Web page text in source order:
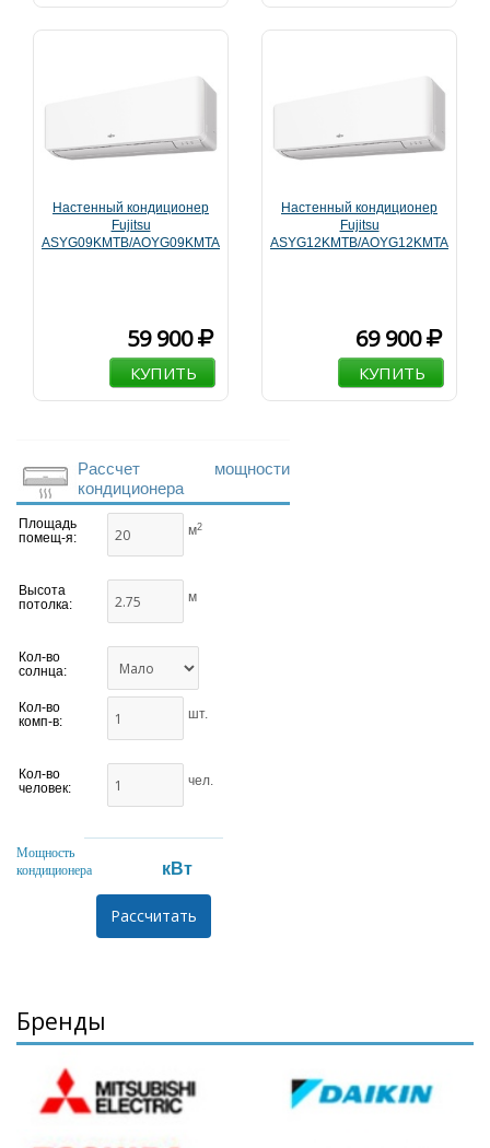
Настенный кондиционер
Fujitsu
ASYG09KMTB/AOYG09KMTA
59 900
КУПИТЬ
Настенный кондиционер
Fujitsu
ASYG12KMTB/AOYG12KMTA
69 900
КУПИТЬ
Рассчет мощности
кондиционера
Площадь
помещ-я:
м2
Высота
потолка:
м
Кол-во
солнца:
Кол-во
комп-в:
шт.
Кол-во
человек:
чел.
Мощность
кондиционера
кВт
Бренды